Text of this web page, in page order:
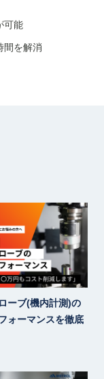
可能
間を解消
ーブ(機内計測)の
ォーマンスを徹底